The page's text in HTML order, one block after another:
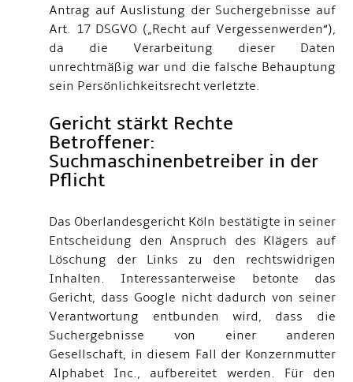
Antrag auf Auslistung der Suchergebnisse auf
Art. 17 DSGVO („Recht auf Vergessenwerden“),
da die Verarbeitung dieser Daten
unrechtmäßig war und die falsche Behauptung
sein Persönlichkeitsrecht verletzte.
Gericht stärkt Rechte
Betroffener:
Suchmaschinenbetreiber in der
Pflicht
Das Oberlandesgericht Köln bestätigte in seiner
Entscheidung den Anspruch des Klägers auf
Löschung der Links zu den rechtswidrigen
Inhalten. Interessanterweise betonte das
Gericht, dass Google nicht dadurch von seiner
Verantwortung entbunden wird, dass die
Suchergebnisse von einer anderen
Gesellschaft, in diesem Fall der Konzernmutter
Alphabet Inc., aufbereitet werden. Für den